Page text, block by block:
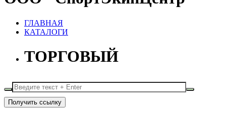
ГЛАВНАЯ
КАТАЛОГИ
ТОРГОВЫЙ
Получить ссылку